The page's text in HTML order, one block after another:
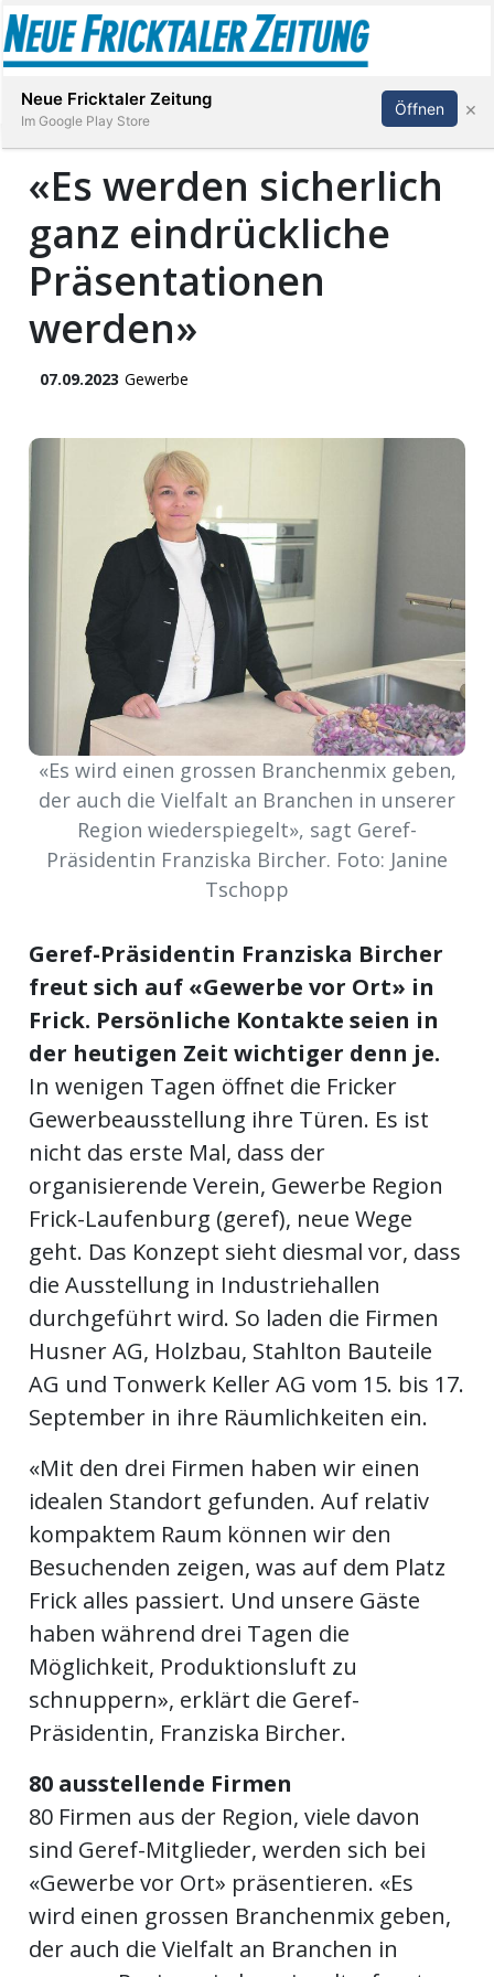
Stellen
Abonnieren Anmelden
«Es werden sicherlich
ganz eindrückliche
Präsentationen
werden»
07.09.2023 Gewerbe
«Es wird einen grossen Branchenmix geben,
der auch die Vielfalt an Branchen in unserer
Region wiederspiegelt», sagt Geref-
Präsidentin Franziska Bircher. Foto: Janine
Tschopp
Geref-Präsidentin Franziska Bircher
freut sich auf «Gewerbe vor Ort» in
Frick. Persönliche Kontakte seien in
der heutigen Zeit wichtiger denn je.
In wenigen Tagen öffnet die Fricker
Gewerbeausstellung ihre Türen. Es ist
nicht das erste Mal, dass der
organisierende Verein, Gewerbe Region
Frick-Laufenburg (geref), neue Wege
geht. Das Konzept sieht diesmal vor, dass
die Ausstellung in Industriehallen
durchgeführt wird. So laden die Firmen
Husner AG, Holzbau, Stahlton Bauteile
AG und Tonwerk Keller AG vom 15. bis 17.
September in ihre Räumlichkeiten ein.
«Mit den drei Firmen haben wir einen
idealen Standort gefunden. Auf relativ
kompaktem Raum können wir den
Besuchenden zeigen, was auf dem Platz
Frick alles passiert. Und unsere Gäste
haben während drei Tagen die
Möglichkeit, Produktionsluft zu
schnuppern», erklärt die Geref-
Präsidentin, Franziska Bircher.
80 ausstellende Firmen
80 Firmen aus der Region, viele davon
sind Geref-Mitglieder, werden sich bei
«Gewerbe vor Ort» präsentieren. «Es
wird einen grossen Branchenmix geben,
der auch die Vielfalt an Branchen in
Neue Fricktaler Zeitung
Im Google Play Store
Öffnen ×